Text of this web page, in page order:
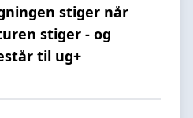
stiger når
stiger - og
til ug+